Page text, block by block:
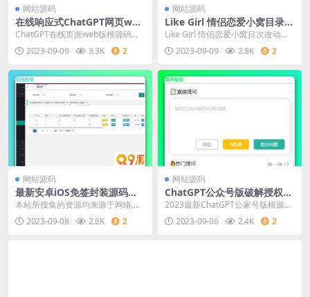
网站源码
在线响应式ChatGPT网页web
版本源码
ChatGPT在线页面web版根源码，
精心设计的 UI，自适应设计，支撑
深色模式...
2023-09-09 3.3K 2
网站源码
Like Girl 情侣恋爱小窝目录修
改版
Like Girl 情侣恋爱小窝目次改动
版，在原版的根底上改动为可放在
目次运转，...
2023-09-09 2.8K 2
网站源码
最新安卓iOS免签封装源码可
处理apk报毒
本站所搜集的资源均来源于网络,仅
供学习研究代码使用,请勿商用本站
所有资源均免费下...
2023-09-08 2.6K 2
网站源码
ChatGPT公众号版破解授权、
扩展、支持AI绘画 一键安装
2023最新ChatGPT公家号版根源
码，该产物支撑用户付费套餐，多K
ey轮询，...
2023-09-06 2.4K 2